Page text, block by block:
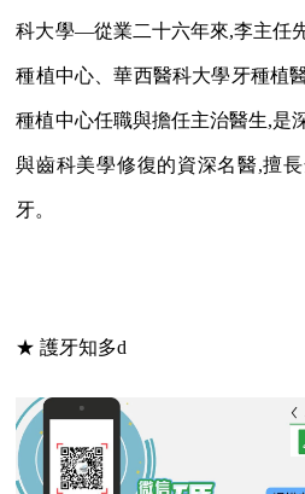
科大學—從業二十六年來,李主任
種植中心、華西醫科大學牙種植
種植中心任職與擔任主治醫生,是
與齒科美學修復的資深名醫,擅
牙。
★ 護牙知多d